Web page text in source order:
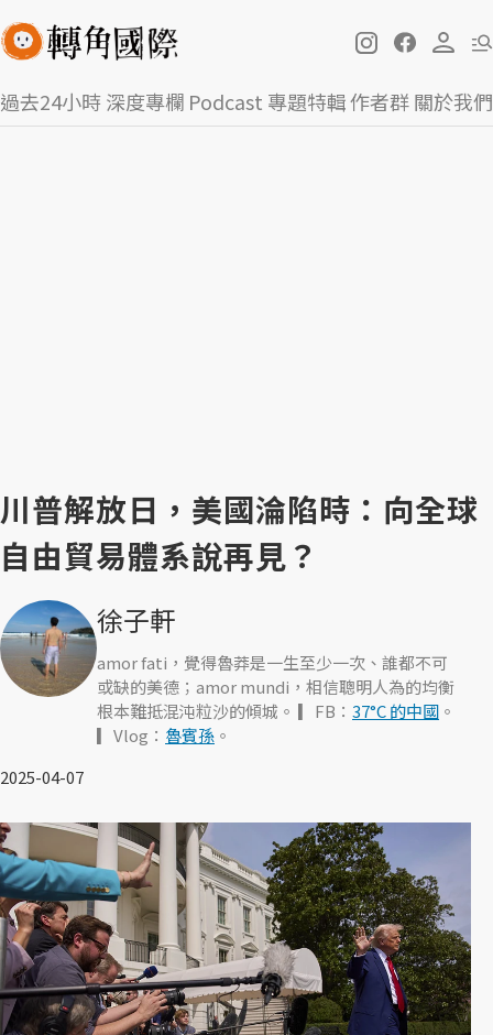
過去24小時深度專欄 Podcast 專題特輯作者群關於我們
川普解放日，美國淪陷時：向全球
自由貿易體系說再見？
徐子軒
amor fati，覺得魯莽是一生至少一次、誰都不可
或缺的美德；amor mundi，相信聰明人為的均衡
根本難抵混沌粒沙的傾城。 ▎FB： 37°C 的中國 。
▎Vlog： 魯賓孫 。
2025-04-07